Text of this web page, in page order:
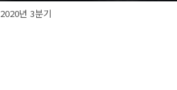
년 3분기